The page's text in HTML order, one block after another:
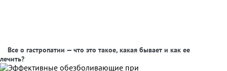
Все о гастропатии — что это такое, какая бывает и как ее
лечить?